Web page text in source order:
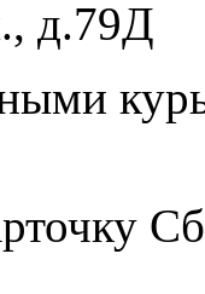
д.79Д